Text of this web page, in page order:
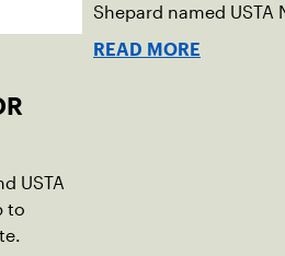
USTA
to
Shepard named USTA
READ MORE